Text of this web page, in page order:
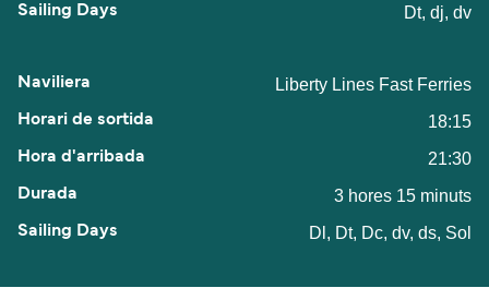
Dt, dj, dv
Liberty Lines Fast Ferries
18:15
21:30
3 hores 15 minuts
Dl, Dt, Dc, dv, ds, Sol